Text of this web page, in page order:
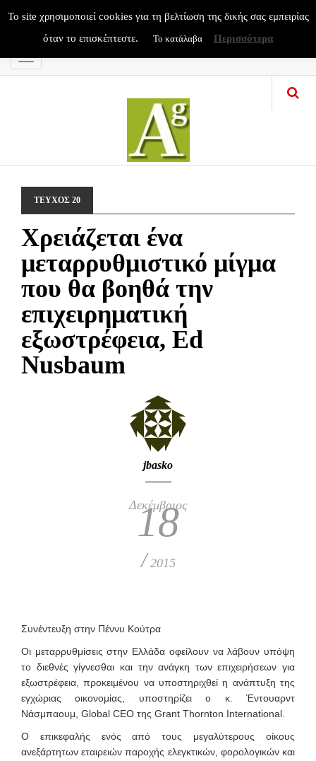
Menu
ΤΕΥΧΟΣ 20
Χρειάζεται ένα
μεταρρυθμιστικό μίγμα
που θα βοηθά την
επιχειρηματική
εξωστρέφεια, Εd
Νusbaum
jbasko
Δεκέμβριος
18
/ 2015
Συνέντευξη στην Πέννυ Κούτρα
Οι μεταρρυθμίσεις στην Ελλάδα οφείλουν να λάβουν υπόψη
το διεθνές γίγνεσθαι και την ανάγκη των επιχειρήσεων για
εξωστρέφεια, προκειμένου να υποστηριχθεί η ανάπτυξη της
εγχώριας οικονομίας, υποστηρίζει ο κ. Έντουαρντ
Νάσμπαουμ, Global CEO της Grant Thornton International.
Ο επικεφαλής ενός από τους μεγαλύτερους οίκους
ανεξάρτητων εταιρειών παροχής ελεγκτικών, φορολογικών και
To site χρησιμοποιεί cookies για τη βελτίωση της δικής σας εμπειρίας
όταν το επισκέπτεστε.
Το κατάλαβα Περισσότερα